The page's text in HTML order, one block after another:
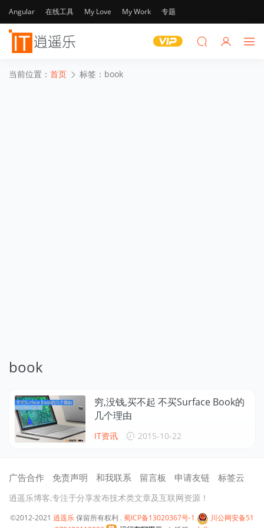
Angular 在线工具 My Love My Work 专题
当前位置： 首页 标签：book
book
穷,没钱,买不起 不买Surface Book的
几个理由
IT资讯 2015-10-22
广告合作 免责声明 和我联系 留言板 申请友链 标签云
逍遥乐博客,专注于分享发布技术类文章及互联网资源！
©2012-2021 逍遥乐保留所有权利 . 蜀ICP备13020367号-1
川公网安备51